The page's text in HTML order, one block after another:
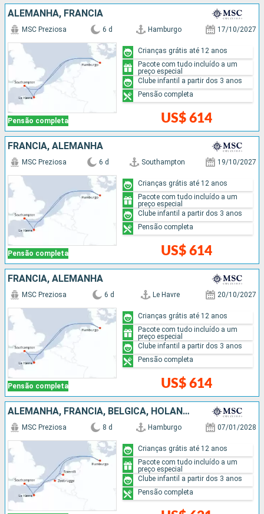
ALEMANHA, FRANCIA
Pensão completa
MSC Preziosa 6 d Hamburgo 17/10/2027
US$ 614
Crianças grátis até 12 anos
Pacote com tudo incluído a um
preço especial
Clube infantil a partir dos 3 anos
Pensão completa
FRANCIA, ALEMANHA
Pensão completa
MSC Preziosa 6 d Southampton 19/10/2027
US$ 614
Crianças grátis até 12 anos
Pacote com tudo incluído a um
preço especial
Clube infantil a partir dos 3 anos
Pensão completa
FRANCIA, ALEMANHA
Pensão completa
MSC Preziosa 6 d Le Havre 20/10/2027
US$ 614
Crianças grátis até 12 anos
Pacote com tudo incluído a um
preço especial
Clube infantil a partir dos 3 anos
Pensão completa
ALEMANHA, FRANCIA, BÉLGICA, HOLANDA
MSC Preziosa 8 d Hamburgo 07/01/2028
Crianças grátis até 12 anos
Pacote com tudo incluído a um
preço especial
Clube infantil a partir dos 3 anos
Pensão completa